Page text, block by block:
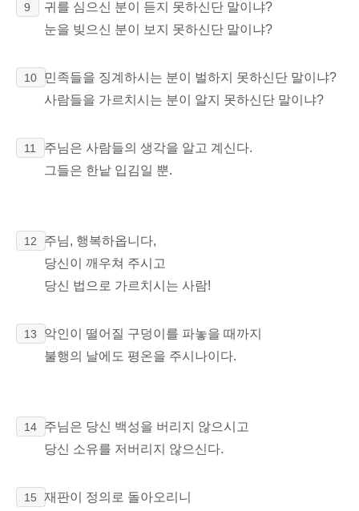
9
귀를 심으신 분이 듣지 못하신단 말이냐?
눈을 빚으신 분이 보지 못하신단 말이냐?
10
민족들을 징계하시는 분이 벌하지 못하신단 말이냐?
사람들을 가르치시는 분이 알지 못하신단 말이냐?
11
주님은 사람들의 생각을 알고 계신다.
그들은 한낱 입김일 뿐.
12
주님, 행복하옵니다,
당신이 깨우쳐 주시고
당신 법으로 가르치시는 사람!
13
악인이 떨어질 구덩이를 파놓을 때까지
불행의 날에도 평온을 주시나이다.
14
주님은 당신 백성을 버리지 않으시고
당신 소유를 저버리지 않으신다.
15
재판이 정의로 돌아오리니